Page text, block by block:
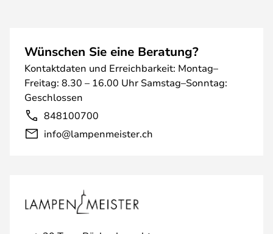
Wünschen Sie eine Beratung?
Kontaktdaten und Erreichbarkeit: Montag–
Freitag: 8.30 – 16.00 Uhr Samstag–Sonntag:
Geschlossen
848100700
info@lampenmeister.ch